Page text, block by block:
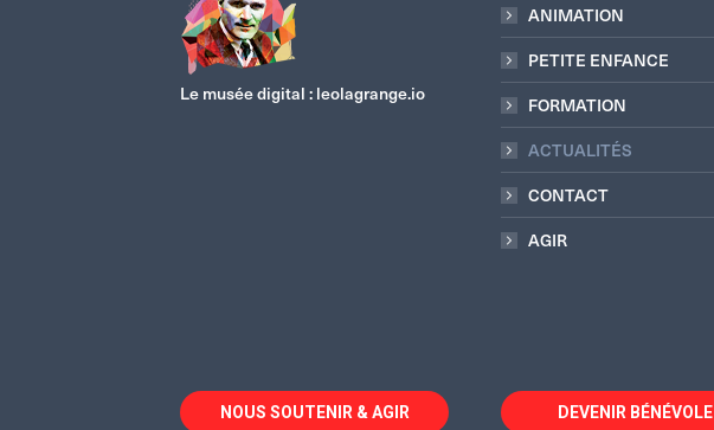
Le musée digital :leolagrange.io
ANIMATION
PETITE ENFANCE
FORMATION
ACTUALITÉS
CONTACT
AGIR
NOUS SOUTENIR & AGIR DEVENIR BÉNÉVOLE